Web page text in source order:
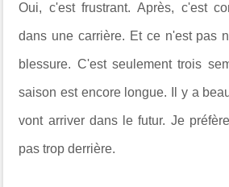
Oui, c'est frustrant. Après, c'est
dans une carrière. Et ce n'est pas
blessure. C'est seulement trois
saison est encore longue. Il y a
vont arriver dans le futur. Je
pas trop derrière.